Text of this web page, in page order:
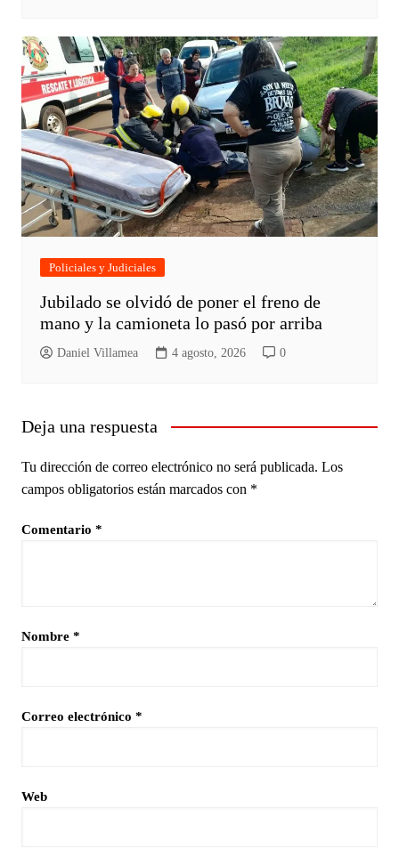
Policiales y Judiciales
Jubilado se olvidó de poner el freno de
mano y la camioneta lo pasó por arriba
Daniel Villamea 4 agosto, 2026 0
Deja una respuesta
Tu dirección de correo electrónico no será publicada. Los
campos obligatorios están marcados con *
Comentario *
Nombre *
Correo electrónico *
Web